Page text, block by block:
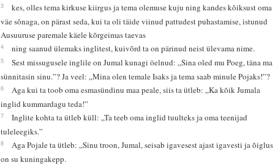
3
kes, olles tema kirkuse kiirgus ja tema olemuse kuju ning kandes kõiksust oma
väe sõnaga, on pärast seda, kui ta oli täide viinud pattudest puhastamise, istunud
Ausuuruse paremale käele kõrgeimas taevas
4 ning saanud ülemaks inglitest, kuivõrd ta on pärinud neist ülevama nime.
5
Sest missugusele inglile on Jumal kunagi öelnud: „Sina oled mu Poeg, täna ma
sünnitasin sinu.”? Ja veel: „Mina olen temale Isaks ja tema saab minule Pojaks!”?
6
Aga kui ta toob oma esmasündinu maa peale, siis ta ütleb: „Ka kõik Jumala
inglid kummardagu teda!”
7
Inglite kohta ta ütleb küll: „Ta teeb oma inglid tuulteks ja oma teenijad
tuleleegiks.”
8
Aga Pojale ta ütleb: „Sinu troon, Jumal, seisab igavesest ajast igavesti ja õiglus
on su kuningakepp.